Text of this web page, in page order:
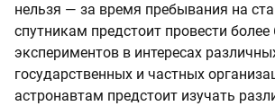
нельзя — за время пребывания на
спутникам предстоит провести
экспериментов в интересах
государственных и частных
астронавтам предстоит изучать